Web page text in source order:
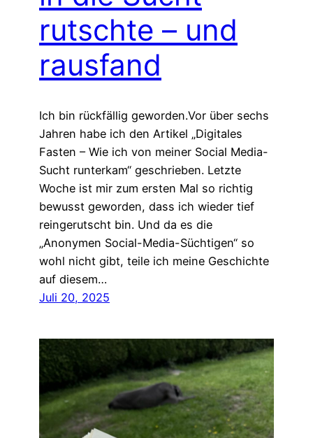
rutschte – und
rausfand
Ich bin rückfällig geworden.Vor über sechs
Jahren habe ich den Artikel „Digitales
Fasten – Wie ich von meiner Social Media-
Sucht runterkam“ geschrieben. Letzte
Woche ist mir zum ersten Mal so richtig
bewusst geworden, dass ich wieder tief
reingerutscht bin. Und da es die
„Anonymen Social-Media-Süchtigen“ so
wohl nicht gibt, teile ich meine Geschichte
auf diesem…
Juli 20, 2025